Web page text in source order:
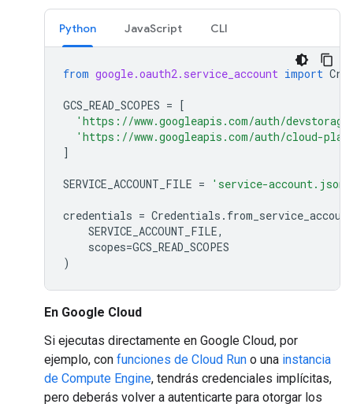
Python JavaScript CLI
from google.oauth2.service_account import
GCS_READ_SCOPES = [
'https://www.googleapis.com/auth/
'https://www.googleapis.com/auth/cloud-
]
SERVICE_ACCOUNT_FILE = 'service-account.json'
credentials = Credentials .
SERVICE_ACCOUNT_FILE,
scopes=GCS_READ_SCOPES
)
En Google Cloud
Si ejecutas directamente en Google Cloud, por
ejemplo, con funciones de Cloud Run o una instancia
de Compute Engine, tendrás credenciales implícitas,
pero deberás volver a autenticarte para otorgar los